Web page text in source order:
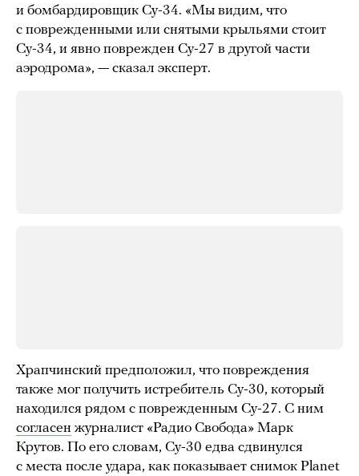
и бомбардировщик Су-34. «Мы видим, что
с поврежденными или снятыми крыльями стоит
Су-34, и явно поврежден Су-27 в другой части
аэродрома», — сказал эксперт.
Храпчинский предположил, что повреждения
также мог получить истребитель Су-30, который
находился рядом с поврежденным Су-27. С ним
согласен журналист «Радио Свобода» Марк
Крутов. По его словам, Су-30 едва сдвинулся
с места после удара, как показывает снимок Planet